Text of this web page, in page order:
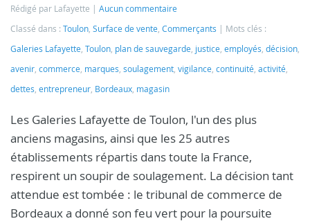
Rédigé par Lafayette
Aucun commentaire
Classé dans : Toulon, Surface de vente, Commerçants
Mots clés :
Galeries Lafayette, Toulon, plan de sauvegarde, justice, employés, décision,
avenir, commerce, marques, soulagement, vigilance, continuité, activité,
dettes, entrepreneur, Bordeaux, magasin
Les Galeries Lafayette de Toulon, l'un des plus
anciens magasins, ainsi que les 25 autres
établissements répartis dans toute la France,
respirent un soupir de soulagement. La décision tant
attendue est tombée : le tribunal de commerce de
Bordeaux a donné son feu vert pour la poursuite